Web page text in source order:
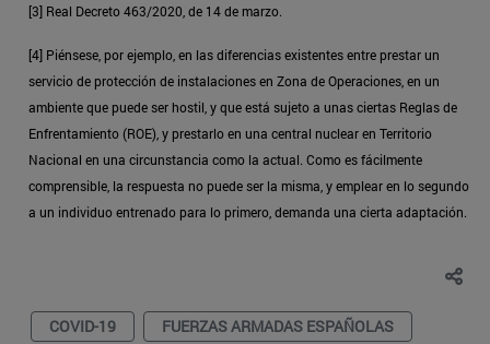
[3] Real Decreto 463/2020, de 14 de marzo.
[4] Piénsese, por ejemplo, en las diferencias existentes entre prestar un
servicio de protección de instalaciones en Zona de Operaciones, en un
ambiente que puede ser hostil, y que está sujeto a unas ciertas Reglas de
Enfrentamiento (ROE), y prestarlo en una central nuclear en Territorio
Nacional en una circunstancia como la actual. Como es fácilmente
comprensible, la respuesta no puede ser la misma, y emplear en lo segundo
a un individuo entrenado para lo primero, demanda una cierta adaptación.
COVID-19
FUERZAS ARMADAS ESPAÑOLAS